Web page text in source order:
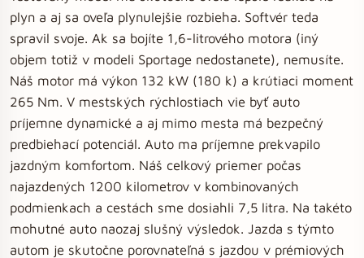
plyn a aj sa oveľa plynulejšie rozbieha. Softvér teda
spravil svoje. Ak sa bojíte 1,6-litrového motora (iný
objem totiž v modeli Sportage nedostanete), nemusíte.
Náš motor má výkon 132 kW (180 k) a krútiaci moment
265 Nm. V mestských rýchlostiach vie byť auto
príjemne dynamické a aj mimo mesta má bezpečný
predbiehací potenciál. Auto ma príjemne prekvapilo
jazdným komfortom. Náš celkový priemer počas
najazdených 1200 kilometrov v kombinovaných
podmienkach a cestách sme dosiahli 7,5 litra. Na takéto
mohutné auto naozaj slušný výsledok. Jazda s týmto
autom je skutočne porovnateľná s jazdou v prémiových